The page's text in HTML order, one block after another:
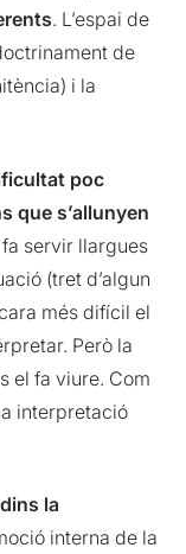
. L’espai de
de
i la
poc
que s’allunyen
fa servir llargues
(tret d’algun
més difícil el
Però la
el fa viure. Com
interpretació
la
interna de la